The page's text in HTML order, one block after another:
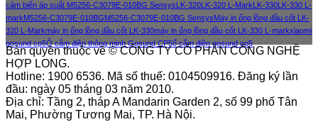
cảm biến áp suất M5256-C3079E-010BG Sensys LK-320 LK-320 L-Mark LK-330 LK-330 L-
markM5256-C3079E-010BGM5256-C3079E-010BG SensysMáy in ống lồng đầu cốt LK-
320 L-Markmáy in ống lồng đầu cốt LK-330máy in ống lồng đầu cốt LK-330 L-markxiaomi
gosund cp5Ổ cắm điện thông minh Gosund CP5ổ cắm điện gosund cp5
Bản quyền thuộc về © CÔNG TY CỔ PHẦN CÔNG NGHỆ
HỢP LONG.
Hotline: 1900 6536. Mã số thuế: 0104509916. Đăng ký lần
đầu: ngày 05 tháng 03 năm 2010.
Địa chỉ: Tầng 2, tháp A Mandarin Garden 2, số 99 phố Tân
Mai, Phường Tương Mai, TP. Hà Nội.